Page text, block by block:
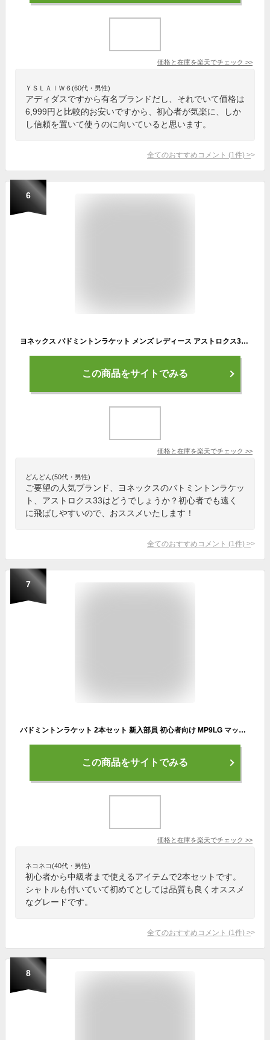
価格と在庫を楽天でチェック >>
ＹＳＬＡＩＷ６(60代・男性)
アディダスですから有名ブランドだし、それでいて価格は
6,999円と比較的お安いですから、初心者が気楽に、しか
し信頼を置いて使うのに向いていると思います。
全てのおすすめコメント (1 件) >
6
ヨネックス バドミントンラケット メンズ レディース アストロクス33 AX33-626 YONEX
この商品をサイトでみる
価格と在庫を楽天でチェック >>
どんどん(50代・男性)
ご要望の人気ブランド、ヨネックスのバトミントンラケッ
ト、アストロクス33はどうでしょうか？初心者でも遠く
に飛ばしやすいので、おススメいたします！
全てのおすすめコメント (1 件) >
7
バドミントンラケット 2本セット 新入部員 初心者向け MP9LG マッスルパワー9ロング ヨネックス YONEX ガット張り上げ済 2本組 シャトル2個付き キャンプ セット badminton racket バドミントン 初心者向けセット
この商品をサイトでみる
価格と在庫を楽天でチェック >>
ネコネコ(40代・男性)
初心者から中級者まで使えるアイテムで2本セットです。
シャトルも付いていて初めてとしては品質も良くオススメ
なグレードです。
全てのおすすめコメント (1 件) >
8